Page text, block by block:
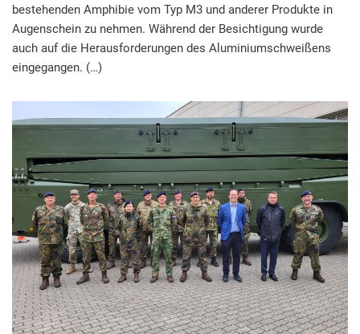
bestehenden Amphibie vom Typ M3 und anderer Produkte in
Augenschein zu nehmen. Während der Besichtigung wurde
auch auf die Herausforderungen des Aluminiumschweißens
eingegangen. (…)